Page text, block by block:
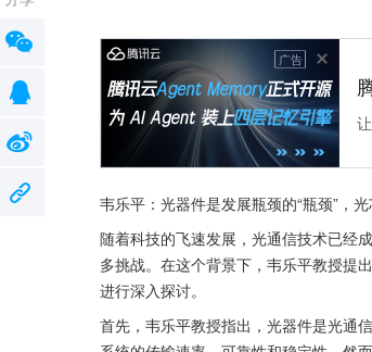
广告
韦乐平：光器件是发展瓶颈的“瓶颈”，
随着科技的飞速发展，光通信技术已经
多挑战。在这个背景下，韦乐平教授提
进行深入探讨。
首先，韦乐平教授指出，光器件是光通